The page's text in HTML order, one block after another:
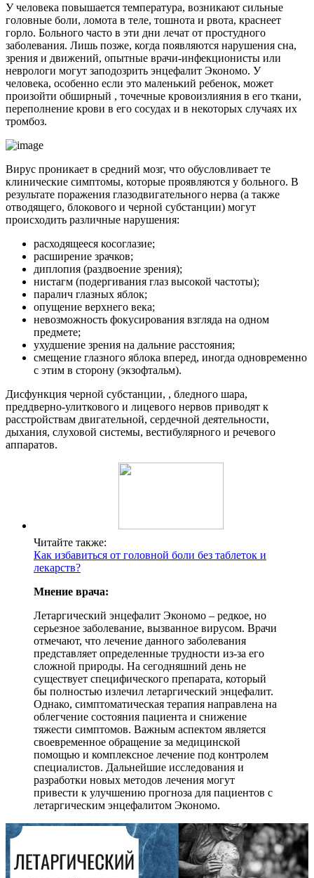
У человека повышается температура, возникают сильные
головные боли, ломота в теле, тошнота и рвота, краснеет
горло. Больного часто в эти дни лечат от простудного
заболевания. Лишь позже, когда появляются нарушения сна,
зрения и движений, опытные врачи-инфекционисты или
неврологи могут заподозрить энцефалит Экономо. У
человека, особенно если это маленький ребенок, может
произойти обширный , точечные кровоизлияния в его ткани,
переполнение крови в его сосудах и в некоторых случаях их
тромбоз.
Вирус проникает в средний мозг, что обусловливает те
клинические симптомы, которые проявляются у больного. В
результате поражения глазодвигательного нерва (а также
отводящего, блокового и черной субстанции) могут
происходить различные нарушения:
расходящееся косоглазие;
расширение зрачков;
диплопия (раздвоение зрения);
нистагм (подергивания глаз высокой частоты);
паралич глазных яблок;
опущение верхнего века;
невозможность фокусирования взгляда на одном
предмете;
ухудшение зрения на дальние расстояния;
смещение глазного яблока вперед, иногда одновременно
с этим в сторону (экзофтальм).
Дисфункция черной субстанции, , бледного шара,
преддверно-улиткового и лицевого нервов приводят к
расстройствам двигательной, сердечной деятельности,
дыхания, слуховой системы, вестибулярного и речевого
аппаратов.
Читайте также:
Как избавиться от головной боли без таблеток и
лекарств?
Мнение врача:
Летаргический энцефалит Экономо – редкое, но
серьезное заболевание, вызванное вирусом. Врачи
отмечают, что лечение данного заболевания
представляет определенные трудности из-за его
сложной природы. На сегодняшний день не
существует специфического препарата, который
бы полностью излечил летаргический энцефалит.
Однако, симптоматическая терапия направлена на
облегчение состояния пациента и снижение
тяжести симптомов. Важным аспектом является
своевременное обращение за медицинской
помощью и комплексное лечение под контролем
специалистов. Дальнейшие исследования и
разработки новых методов лечения могут
привести к улучшению прогноза для пациентов с
летаргическим энцефалитом Экономо.